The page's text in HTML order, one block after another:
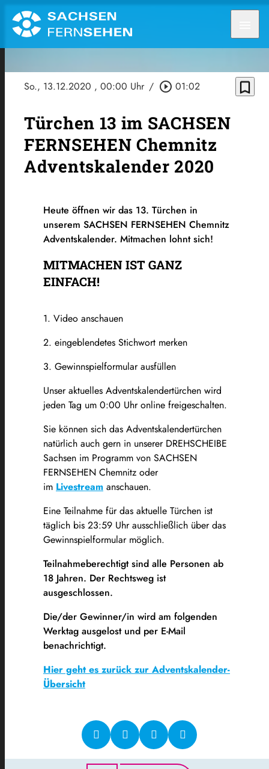
So., 13.12.2020 , 00:00 Uhr / play_circle_outline 01:02 bookmark_border
Türchen 13 im SACHSEN
FERNSEHEN Chemnitz
Adventskalender 2020
Heute öffnen wir das 13. Türchen in
unserem SACHSEN FERNSEHEN Chemnitz
Adventskalender. Mitmachen lohnt sich!
MITMACHEN IST GANZ
EINFACH!
1. Video anschauen
2. eingeblendetes Stichwort merken
3. Gewinnspielformular ausfüllen
Unser aktuelles Adventskalendertürchen wird
jeden Tag um 0:00 Uhr online freigeschalten.
Sie können sich das Adventskalendertürchen
natürlich auch gern in unserer DREHSCHEIBE
Sachsen im Programm von SACHSEN
FERNSEHEN Chemnitz oder
im Livestream anschauen.
Eine Teilnahme für das aktuelle Türchen ist
täglich bis 23:59 Uhr ausschließlich über das
Gewinnspielformular möglich.
Teilnahmeberechtigt sind alle Personen ab
18 Jahren. Der Rechtsweg ist
ausgeschlossen.
Die/der Gewinner/in wird am folgenden
Werktag ausgelost und per E-Mail
benachrichtigt.
Hier geht es zurück zur Adventskalender-
Übersicht